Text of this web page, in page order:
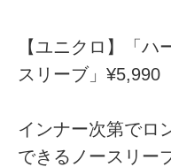
【ユニクロ】「
スリーブ」¥5,990
インナー次第でロ
できるノースリー